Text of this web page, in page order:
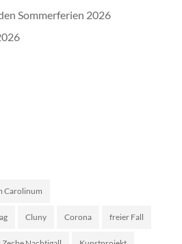
Sommerferien 2026
Carolinum
Cluny Corona freier Fall